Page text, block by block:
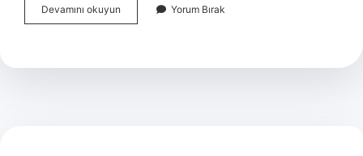
Devamını okuyun
nedir,
?
Yorum Bırak